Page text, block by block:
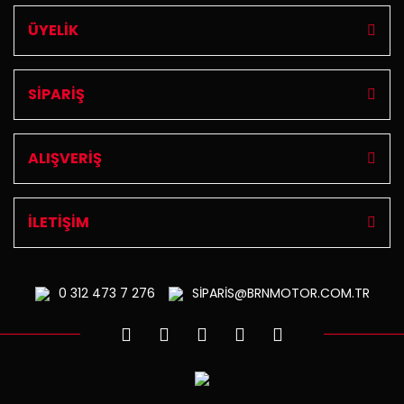
ÜYELİK
SİPARİŞ
ALIŞVERİŞ
İLETİŞİM
0 312473 7 276 SİPARİS@BRNMOTOR.COM.TR